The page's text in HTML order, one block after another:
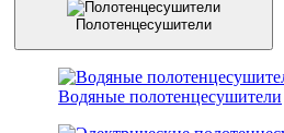
Полотенцесушители
Водяные полотенцесушители